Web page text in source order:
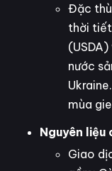
Đặc
thời
nước
mùa
Nguyên liệu
Giao